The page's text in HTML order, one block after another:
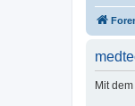
Mit